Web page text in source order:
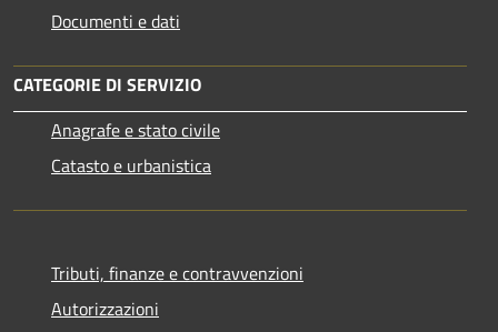
Documenti e dati
CATEGORIE DI SERVIZIO
Anagrafe e stato civile
Catasto e urbanistica
Tributi, finanze e contravvenzioni
Autorizzazioni